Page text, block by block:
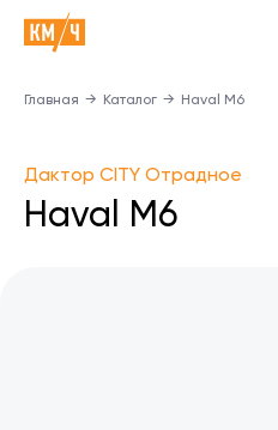
Главная → Каталог → Haval M6
Дактор CITY Отрадное
Haval M6